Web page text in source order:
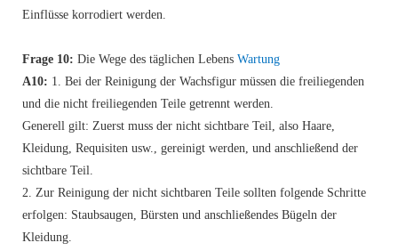
Einflüsse korrodiert werden.
Frage 10: Die Wege des täglichen Lebens Wartung
A10: 1. Bei der Reinigung der Wachsfigur müssen die freiliegenden
und die nicht freiliegenden Teile getrennt werden.
Generell gilt: Zuerst muss der nicht sichtbare Teil, also Haare,
Kleidung, Requisiten usw., gereinigt werden, und anschließend der
sichtbare Teil.
2. Zur Reinigung der nicht sichtbaren Teile sollten folgende Schritte
erfolgen: Staubsaugen, Bürsten und anschließendes Bügeln der
Kleidung.